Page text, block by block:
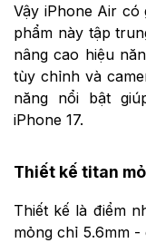
Vậy iPhone Air
phẩm này tập
nâng cao hiệu
tùy chỉnh và
năng nổi bật
iPhone 17.
Thiết kế titan
Thiết kế là điểm
mỏng chỉ 5.6mm